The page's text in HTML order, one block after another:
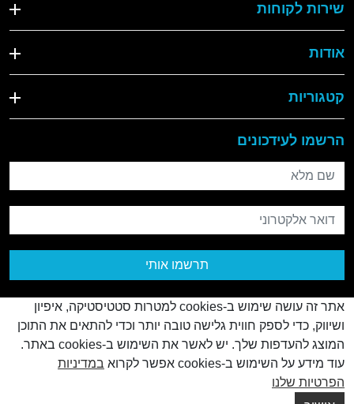
שירות לקוחות
אודות
קטגוריות
הרשמו לעידכונים
שם מלא
דואר אלקטרוני
תרשמו אותי
אתר זה עושה שימוש ב-cookies למטרות סטטיסטיקה, איפיון
ושיווק, כדי לספק חווית גלישה טובה יותר וכדי להתאים את התוכן
המוצג להעדפות שלך. יש לאשר את השימוש ב-cookies באתר.
עוד מידע על השימוש ב-cookies אפשר לקרוא
במדיניות
הפרטיות שלנו